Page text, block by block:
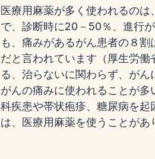
医療用麻薬が多く使われるの
で、診断時に20－50％、進行
も、痛みがあるがん患者の８
だと言われています（厚生労
る、治らないに関わらず、がん
がんの痛みに使われることが
科疾患や帯状疱疹、糖尿病を
は、医療用麻薬を使うことがあ